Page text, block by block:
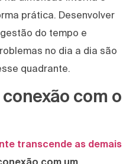
prática. Desenvolver
do tempo e
no dia a dia são
quadrante.
com o
transcende as demais
com um